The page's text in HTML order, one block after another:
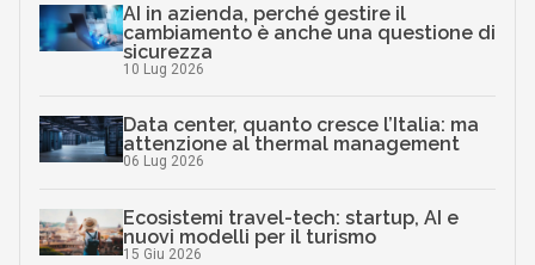
AI in azienda, perché gestire il
cambiamento è anche una questione di
sicurezza
10 Lug 2026
Data center, quanto cresce l’Italia: ma
attenzione al thermal management
06 Lug 2026
Ecosistemi travel-tech: startup, AI e
nuovi modelli per il turismo
15 Giu 2026